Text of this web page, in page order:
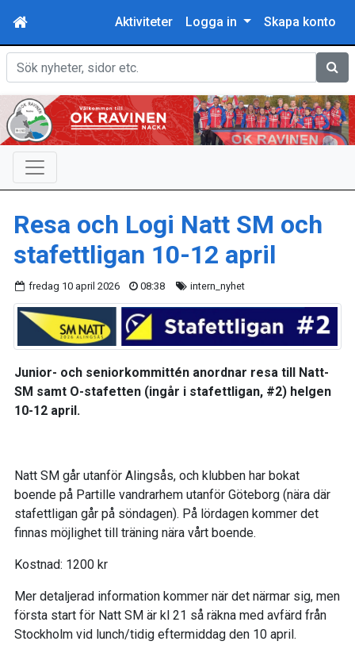
Aktiviteter Logga in Skapa konto
Sök
Resa och Logi Natt SM och
stafettligan 10-12 april
fredag 10 april 2026 08:38 intern_nyhet
Junior- och seniorkommittén anordnar resa till Natt-
SM samt O-stafetten (ingår i stafettligan, #2) helgen
10-12 april.
Natt SM går utanför Alingsås, och klubben har bokat
boende på Partille vandrarhem utanför Göteborg (nära där
stafettligan går på söndagen). På lördagen kommer det
finnas möjlighet till träning nära vårt boende.
Kostnad: 1200 kr
Mer detaljerad information kommer när det närmar sig, men
första start för Natt SM är kl 21 så räkna med avfärd från
Stockholm vid lunch/tidig eftermiddag den 10 april.